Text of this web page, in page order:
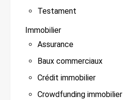
Testament
Immobilier
Assurance
Baux commerciaux
Crédit immobilier
Crowdfunding immobilier